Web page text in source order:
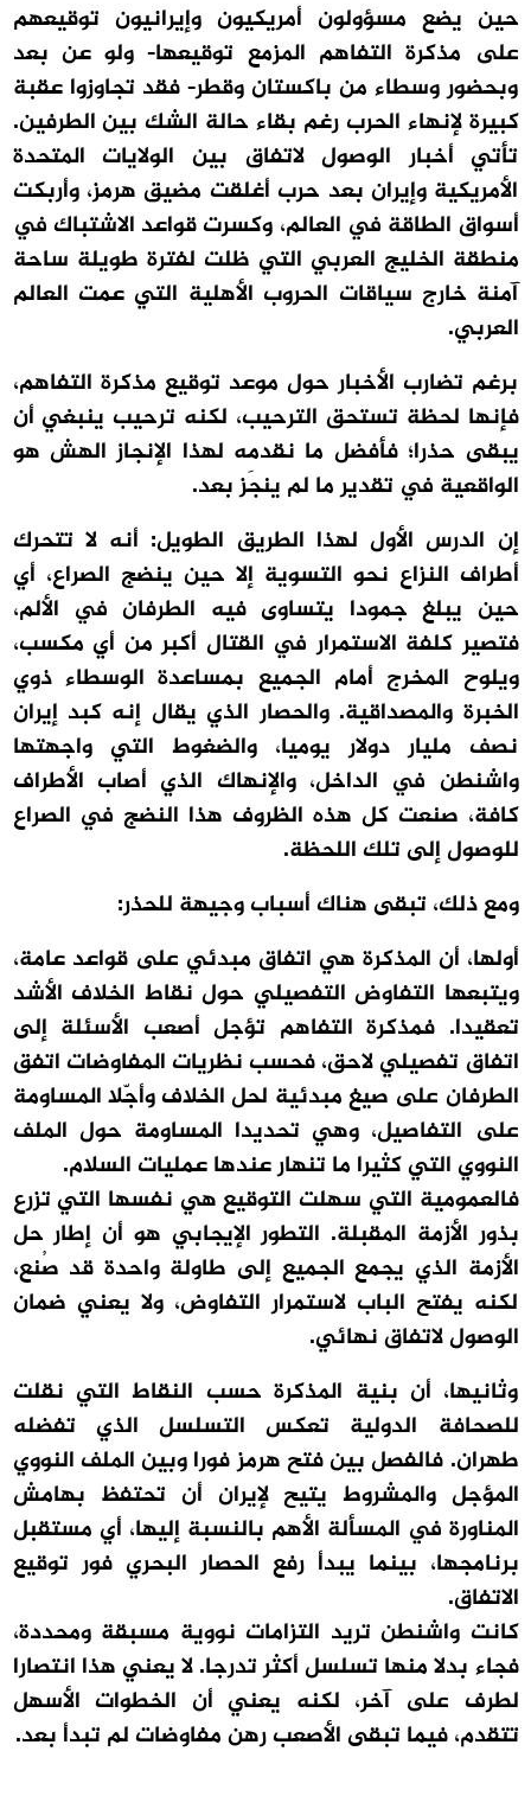
حين يضع مسؤولون أمريكيون وإيرانيون توقيعهم
على مذكرة التفاهم المزمع توقيعها- ولو عن بعد
وبحضور وسطاء من باكستان وقطر- فقد تجاوزوا عقبة
كبيرة لإنهاء الحرب رغم بقاء حالة الشك بين الطرفين.
تأتي أخبار الوصول لاتفاق بين الولايات المتحدة
الأمريكية وإيران بعد حرب أغلقت مضيق هرمز، وأربكت
أسواق الطاقة في العالم، وكسرت قواعد الاشتباك في
منطقة الخليج العربي التي ظلت لفترة طويلة ساحة
آمنة خارج سياقات الحروب الأهلية التي عمت العالم
العربي.
برغم تضارب الأخبار حول موعد توقيع مذكرة التفاهم،
فإنها لحظة تستحق الترحيب، لكنه ترحيب ينبغي أن
يبقى حذرا؛ فأفضل ما نقدمه لهذا الإنجاز الهش هو
الواقعية في تقدير ما لم ينجَز بعد.
إن الدرس الأول لهذا الطريق الطويل: أنه لا تتحرك
أطراف النزاع نحو التسوية إلا حين ينضج الصراع، أي
حين يبلغ جمودا يتساوى فيه الطرفان في الألم،
فتصير كلفة الاستمرار في القتال أكبر من أي مكسب،
ويلوح المخرج أمام الجميع بمساعدة الوسطاء ذوي
الخبرة والمصداقية. والحصار الذي يقال إنه كبد إيران
نصف مليار دولار يوميا، والضغوط التي واجهتها
واشنطن في الداخل، والإنهاك الذي أصاب الأطراف
كافة، صنعت كل هذه الظروف هذا النضج في الصراع
للوصول إلى تلك اللحظة.
ومع ذلك، تبقى هناك أسباب وجيهة للحذر:
أولها، أن المذكرة هي اتفاق مبدئي على قواعد عامة،
ويتبعها التفاوض التفصيلي حول نقاط الخلاف الأشد
تعقيدا. فمذكرة التفاهم تؤجل أصعب الأسئلة إلى
اتفاق تفصيلي لاحق، فحسب نظريات المفاوضات اتفق
الطرفان على صيغ مبدئية لحل الخلاف وأجّلا المساومة
على التفاصيل، وهي تحديدا المساومة حول الملف
النووي التي كثيرا ما تنهار عندها عمليات السلام.
فالعمومية التي سهلت التوقيع هي نفسها التي تزرع
بذور الأزمة المقبلة. التطور الإيجابي هو أن إطار حل
الأزمة الذي يجمع الجميع إلى طاولة واحدة قد صُنع،
لكنه يفتح الباب لاستمرار التفاوض، ولا يعني ضمان
الوصول لاتفاق نهائي.
وثانيها، أن بنية المذكرة حسب النقاط التي نقلت
للصحافة الدولية تعكس التسلسل الذي تفضله
طهران. فالفصل بين فتح هرمز فورا وبين الملف النووي
المؤجل والمشروط يتيح لإيران أن تحتفظ بهامش
المناورة في المسألة الأهم بالنسبة إليها، أي مستقبل
برنامجها، بينما يبدأ رفع الحصار البحري فور توقيع
الاتفاق.
كانت واشنطن تريد التزامات نووية مسبقة ومحددة،
فجاء بدلا منها تسلسل أكثر تدرجا. لا يعني هذا انتصارا
لطرف على آخر، لكنه يعني أن الخطوات الأسهل
تتقدم، فيما تبقى الأصعب رهن مفاوضات لم تبدأ بعد.